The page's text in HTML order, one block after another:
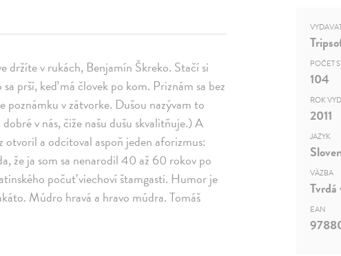
držíte v rukách, Benjamín Škreko. Stačí si
prší, keď má človek po kom. Priznám sa bez
v zátvorke. Dušou nazývam to
v nás, čiže našu dušu skvalitňuje.) A
otvoril a odcitoval aspoň jeden aforizmus:
že ja som sa nenarodil 40 až 60 rokov po
počuť viechoví štamgasti. Humor je
Múdro hravá a hravo múdra. Tomáš
POČET
104
ROK
2011
JAZYK
VÄZBA
EAN